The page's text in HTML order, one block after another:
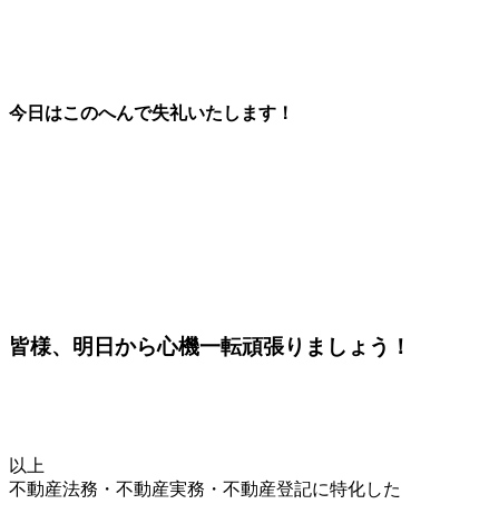
今日はこのへんで失礼いたします！
皆様、明日から心機一転頑張りましょう！
以上
不動産法務・不動産実務・不動産登記に特化した